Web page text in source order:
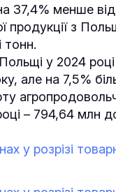
37,4% менше
продукції з
тонн.
у 2024
але на 7,5%
– 794,64 млн
у розрізі